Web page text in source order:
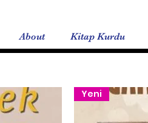
About Kitap Kurdu
Yeni